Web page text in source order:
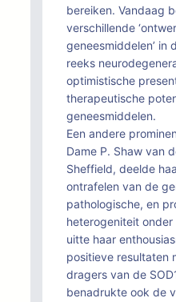
bereiken. Vandaag
verschillende
geneesmiddelen’ in
reeks
optimistische
therapeutische
geneesmiddelen.
Een andere
Dame P. Shaw van
Sheffield, deelde
ontrafelen van de
pathologische, en
heterogeniteit
uitte haar
positieve resultaten
dragers van de
benadrukte ook de